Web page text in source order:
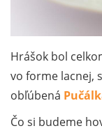
Hrášok bol
vo forme lacnej,
obľúbená
Čo si budeme